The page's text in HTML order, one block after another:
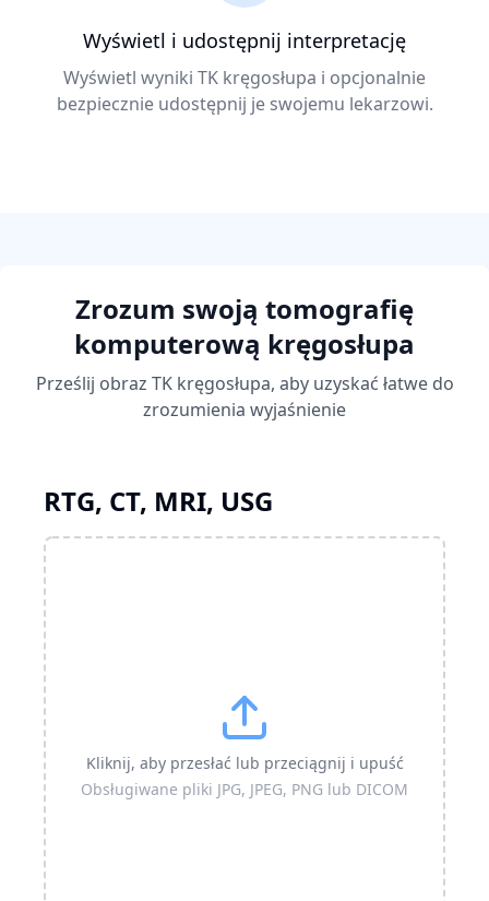
Wyświetl i udostępnij interpretację
Wyświetl wyniki TK kręgosłupa i opcjonalnie
bezpiecznie udostępnij je swojemu lekarzowi.
Zrozum swoją tomografię
komputerową kręgosłupa
Prześlij obraz TK kręgosłupa, aby uzyskać łatwe do
zrozumienia wyjaśnienie
RTG, CT, MRI, USG
Kliknij, aby przesłać lub przeciągnij i upuść
Obsługiwane pliki JPG, JPEG, PNG lub DICOM